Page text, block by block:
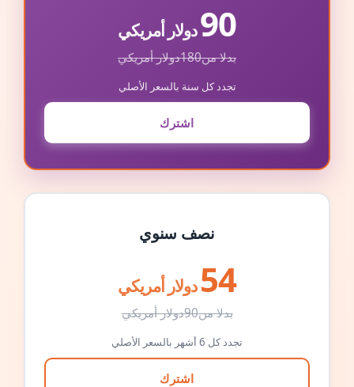
90دولار أمريكي
بدلا من180دولار أمريكي
تجدد كل سنة بالسعر الأصلي
اشترك
نصف سنوي
54 دولار أمريكي
بدلا من90دولار أمريكي
تجدد كل 6 أشهر بالسعر الأصلي
اشترك